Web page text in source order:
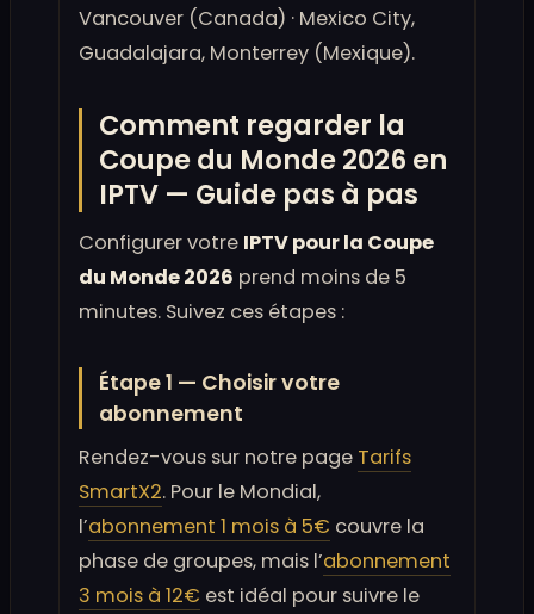
Vancouver (Canada) · Mexico City,
Guadalajara, Monterrey (Mexique).
Comment regarder la
Coupe du Monde 2026 en
IPTV — Guide pas à pas
Configurer votre IPTV pour la Coupe
du Monde 2026 prend moins de 5
minutes. Suivez ces étapes :
Étape 1 — Choisir votre
abonnement
Rendez-vous sur notre page Tarifs
SmartX2. Pour le Mondial,
l’abonnement 1 mois à 5€ couvre la
phase de groupes, mais l’abonnement
3 mois à 12€ est idéal pour suivre le